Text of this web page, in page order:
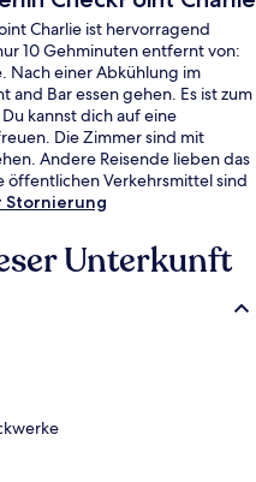
Charlie ist hervorragend
10 Gehminuten entfernt von:
Nach einer Abkühlung im
and Bar essen gehen. Es ist zum
kannst dich auf eine
Die Zimmer sind mit
Andere Reisende lieben das
öffentlichen Verkehrsmittel sind
U-Bahnhof Spittelmarkt sind
Stornierung
Unterkunft